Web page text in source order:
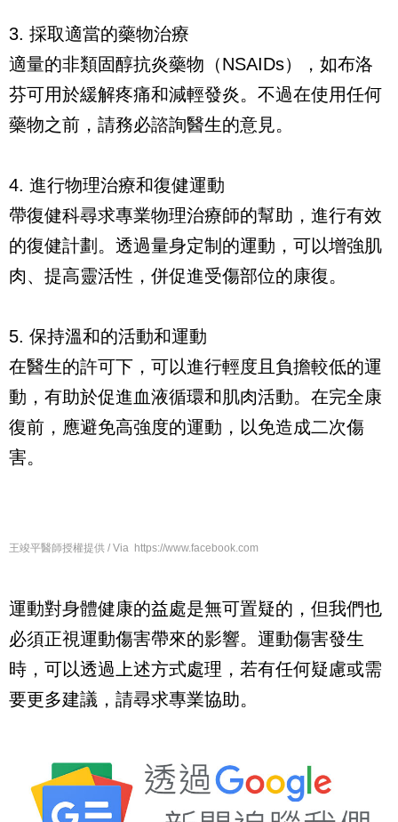
3. 採取適當的藥物治療
適量的非類固醇抗炎藥物（NSAIDs），如布洛
芬可用於緩解疼痛和減輕發炎。不過在使用任何
藥物之前，請務必諮詢醫生的意見。
4. 進行物理治療和復健運動
帶復健科尋求專業物理治療師的幫助，進行有效
的復健計劃。透過量身定制的運動，可以增強肌
肉、提高靈活性，併促進受傷部位的康復。
5. 保持溫和的活動和運動
在醫生的許可下，可以進行輕度且負擔較低的運
動，有助於促進血液循環和肌肉活動。在完全康
復前，應避免高強度的運動，以免造成二次傷
害。